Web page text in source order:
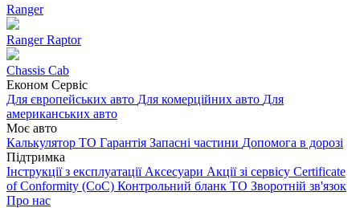
Ranger
Ranger Raptor
Chassis Cab
Економ Сервіс
Для європейських авто Для комерційних авто Для
американських авто
Моє авто
Калькулятор ТО Гарантія Запасні частини Допомога в дорозі
Підтримка
Інструкції з експлуатації Аксесуари Акції зі сервісу Certificate
of Conformity (CoC) Контрольний бланк ТО Зворотній зв'язок
Про нас